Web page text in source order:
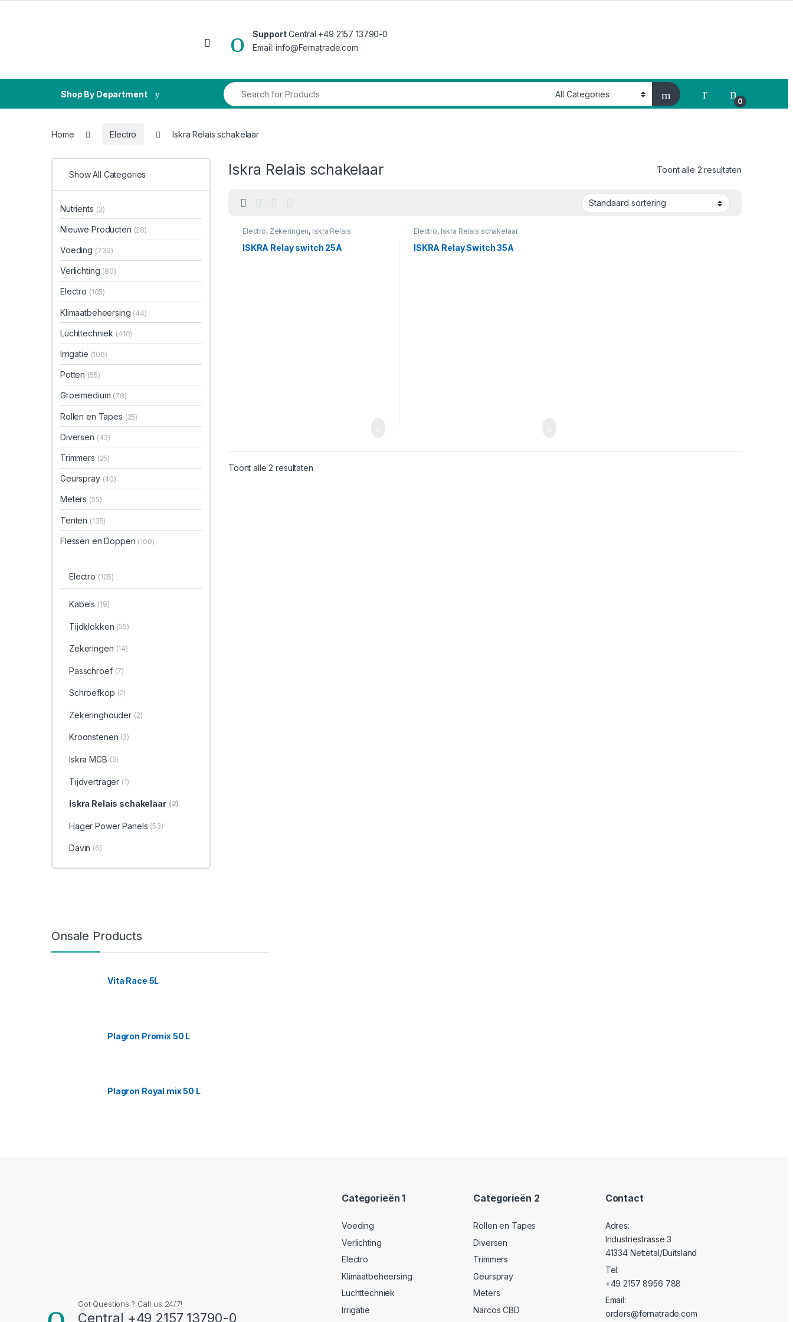
Open
SupportCentral +49 2157 13790-0
Email: info@Fernatrade.com
Shop By Department
Search for:
My Account
0
Home Electro Iskra Relais schakelaar
Iskra Relais schakelaar Toont alle 2 resultaten
Electro, Zekeringen, Iskra Relais
ISKRA Relay switch 25A
Electro, Iskra Relais schakelaar
ISKRA Relay Switch 35A
Toont alle 2 resultaten
Show All Categories
Nutrients (3)
Nieuwe Producten (28)
Voeding (739)
Verlichting (80)
Electro (105)
Klimaatbeheersing (44)
Luchttechniek (410)
Irrigatie (106)
Potten (55)
Groeimedium (78)
Rollen en Tapes (25)
Diversen (43)
Trimmers (25)
Geurspray (40)
Meters (55)
Tenten (135)
Flessen en Doppen (100)
Electro (105)
Kabels (19)
Tijdklokken (55)
Zekeringen (14)
Passchroef (7)
Schroefkop (2)
Zekeringhouder (2)
Kroonstenen (2)
Iskra MCB (3)
Tijdvertrager (1)
Iskra Relais schakelaar (2)
Hager Power Panels (53)
Davin (6)
Onsale Products
Vita Race 5L
Plagron Promix 50 L
Plagron Royal mix 50 L
Got Questions ? Call us 24/7!
Central +49 2157 13790-0
Categorieën 1
Voeding
Verlichting
Electro
Klimaatbeheersing
Luchttechniek
Irrigatie
Categorieën 2
Rollen en Tapes
Diversen
Trimmers
Geurspray
Meters
Narcos CBD
Contact
Adres:
Industriestrasse 3
41334 Nettetal/Duitsland
Tel:
+49 2157 8956 788
Email:
orders@fernatrade.com